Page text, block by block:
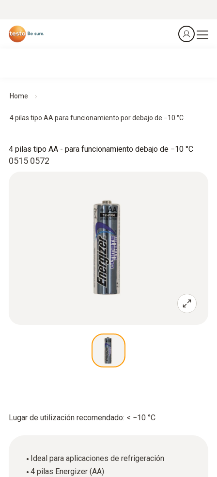
Home
4 pilas tipo AA para funcionamiento por debajo de −10 °C
0515 0572
4 pilas tipo AA - para funcionamiento debajo de −10 °C
Lugar de utilización recomendado: < −10 °C
Ideal para aplicaciones de refrigeración
4 pilas Energizer (AA)